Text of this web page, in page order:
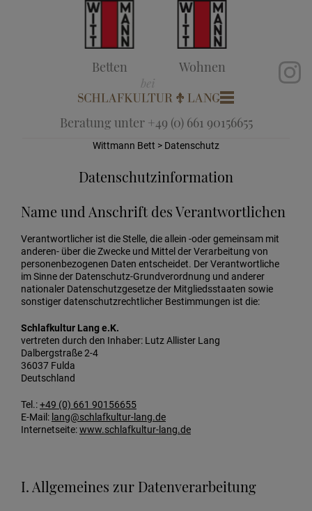
Betten Wohnen
Beratung unter +49 (0) 661 90156655
Wittmann Bett > Datenschutz
Datenschutzinformation
Name und Anschrift des Verantwortlichen
Verantwortlicher ist die Stelle, die allein -oder gemeinsam mit
anderen- über die Zwecke und Mittel der Verarbeitung von
personenbezogenen Daten entscheidet. Der Verantwortliche
im Sinne der Datenschutz-Grundverordnung und anderer
nationaler Datenschutzgesetze der Mitgliedsstaaten sowie
sonstiger datenschutzrechtlicher Bestimmungen ist die:
Schlafkultur Lang e.K.
vertreten durch den Inhaber: Lutz Allister Lang
Dalbergstraße 2-4
36037 Fulda
Deutschland
Tel.:+49 (0) 661 90156655
E-Mail: lang@schlafkultur-lang.de
Internetseite:www.schlafkultur-lang.de
I. Allgemeines zur Datenverarbeitung